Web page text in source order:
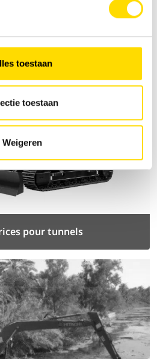
toestaan
toestaan
Weigeren
pour tunnels